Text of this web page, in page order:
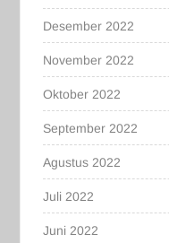
Desember 2022
November 2022
Oktober 2022
September 2022
Agustus 2022
Juli 2022
Juni 2022